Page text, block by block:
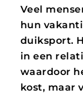
Veel
hun
duiksport.
in een
waardoor
kost, maar